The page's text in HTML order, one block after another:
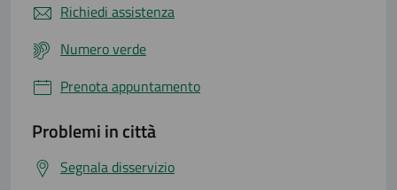
Richiedi assistenza
Numero verde
Prenota appuntamento
Problemi in città
Segnala disservizio